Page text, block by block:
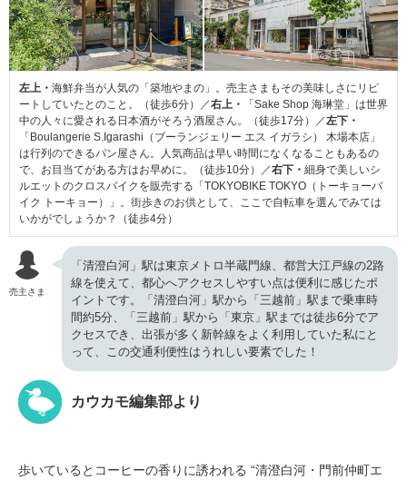
左上・ 海鮮弁当が人気の「築地やまの」。売主さまもその美味しさにリピ
ートしていたとのこと。（徒歩6分）／右上・
「Sake Shop 海琳堂」は世界
中の人々に愛される日本酒がそろう酒屋さん。（徒歩17分）／左下・
「Boulangerie S.Igarashi（ブーランジェリー エス イガラシ） 木場本店」
は行列のできるパン屋さん。人気商品は早い時間になくなることもあるの
で、お目当てがある方はお早めに。（徒歩10分）／右下・ 細身で美しいシ
ルエットのクロスバイクを販売する「TOKYOBIKE TOKYO（トーキョーバ
イク トーキョー）」。街歩きのお供として、ここで自転車を選んでみては
いかがでしょうか？（徒歩4分）
売主さま
「清澄白河」駅は東京メトロ半蔵門線、都営大江戸線の2路
線を使えて、都心へアクセスしやすい点は便利に感じたポ
イントです。「清澄白河」駅から「三越前」駅まで乗車時
間約5分、「三越前」駅から「東京」駅までは徒歩6分でア
クセスでき、出張が多く新幹線をよく利用していた私にと
って、この交通利便性はうれしい要素でした！
カウカモ編集部より
歩いているとコーヒーの香りに誘われる “清澄白河・門前仲町エ